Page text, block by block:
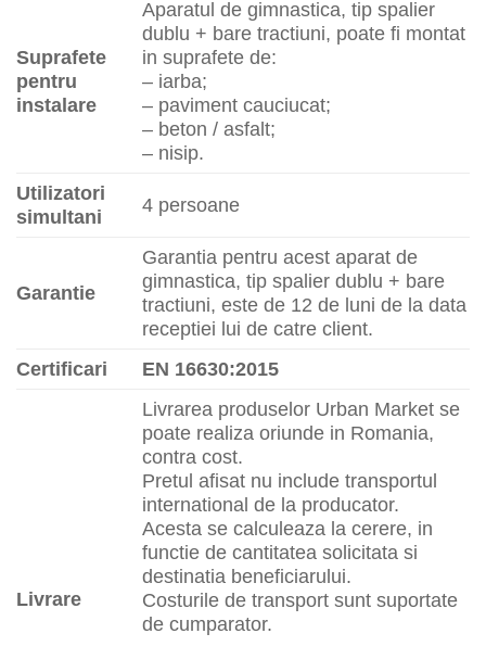
Suprafete
pentru
instalare
Aparatul de gimnastica, tip spalier
dublu + bare tractiuni, poate fi montat
in suprafete de:
– iarba;
– paviment cauciucat;
– beton / asfalt;
– nisip.
Utilizatori
simultani
4 persoane
Garantie
Garantia pentru acest aparat de
gimnastica, tip spalier dublu + bare
tractiuni, este de 12 de luni de la data
receptiei lui de catre client.
Certificari
EN 16630:2015
Livrare
Livrarea produselor Urban Market se
poate realiza oriunde in Romania,
contra cost.
Pretul afisat nu include transportul
international de la producator.
Acesta se calculeaza la cerere, in
functie de cantitatea solicitata si
destinatia beneficiarului.
Costurile de transport sunt suportate
de cumparator.